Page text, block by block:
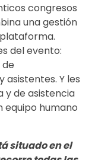
congresos
una gestión
del evento:
Y les
y de asistencia
equipo humano
situado en el